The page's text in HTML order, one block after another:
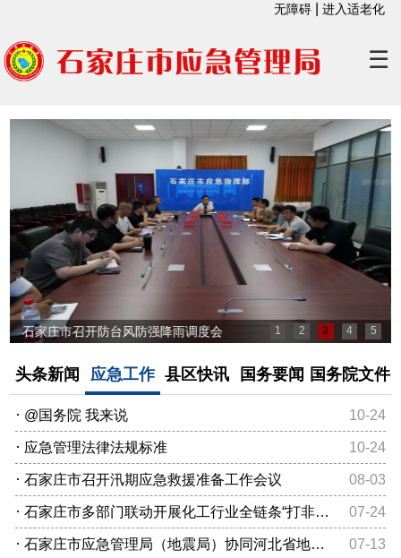
无障碍 |进入适老化
☰
头条新闻 应急工作 县区快讯 国务要闻 国务院文件
· @国务院 我来说 10-24
· 应急管理法律法规标准 10-24
· 石家庄市召开汛期应急救援准备工作会议 08-03
· 石家庄市多部门联动开展化工行业全链条“打非治违”专项整治 07-24
· 石家庄市应急管理局（地震局）协同河北省地震局开展地震预警专项调研 07-13
石家庄市召开防台风防强降雨调度会 1 2 3 4 5